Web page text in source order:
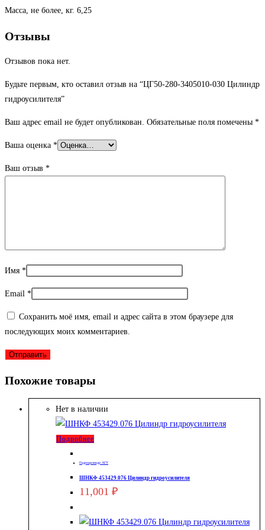
Масса, не более, кг. 6,25
Отзывы
Отзывов пока нет.
Будьте первым, кто оставил отзыв на “ЦГ50-280-3405010-030 Цилиндр
гидроусилителя”
Ваш адрес email не будет опубликован. Обязательные поля помечены *
Ваша оценка *
Ваш отзыв *
Имя *
Email *
Сохранить моё имя, email и адрес сайта в этом браузере для
последующих моих комментариев.
Похожие товары
Нет в наличии
Подробнее
Гидроцилиндр АГУ
ШНКФ 453429.076 Цилиндр гидроусилителя
11,001 ₽